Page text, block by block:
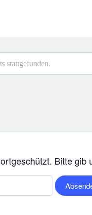
stattgefunden.
Bitte